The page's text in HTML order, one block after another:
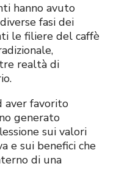
hanno avuto
fasi dei
le filiere del caffè
realtà di
aver favorito
generato
sui valori
e sui benefici che
di una